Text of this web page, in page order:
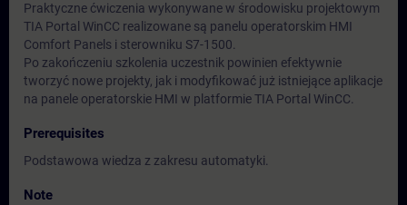
Praktyczne ćwiczenia wykonywane w środowisku projektowym
TIA Portal WinCC realizowane są panelu operatorskim HMI
Comfort Panels i sterowniku S7-1500.
Po zakończeniu szkolenia uczestnik powinien efektywnie
tworzyć nowe projekty, jak i modyfikować już istniejące aplikacje
na panele operatorskie HMI w platformie TIA Portal WinCC.
Prerequisites
Podstawowa wiedza z zakresu automatyki.
Note